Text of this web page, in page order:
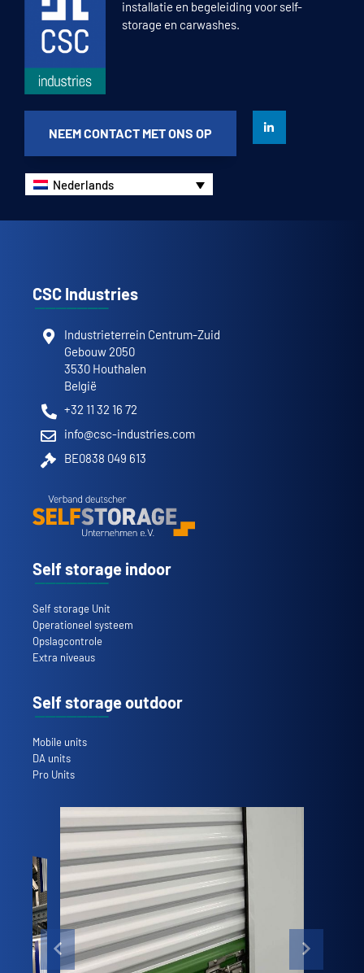
installatie en begeleiding voor self-
storage en carwashes.
NEEM CONTACT MET ONS OP
Nederlands
CSC Industries
Industrieterrein Centrum-Zuid
Gebouw 2050
3530 Houthalen
België
+32 11 32 16 72
info@csc-industries.com
BE0838 049 613
Self storage indoor
Self storage Unit
Operationeel systeem
Opslagcontrole
Extra niveaus
Self storage outdoor
Mobile units
DA units
Pro Units